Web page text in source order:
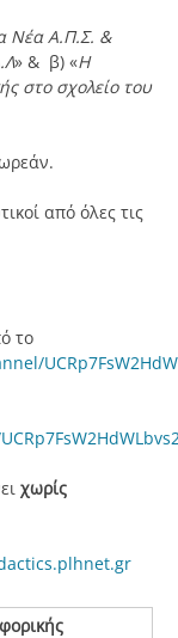
Νέα Α.Π.Σ. &
» & β) «Η
στο σχολείο του
από όλες τις
το
χωρίς